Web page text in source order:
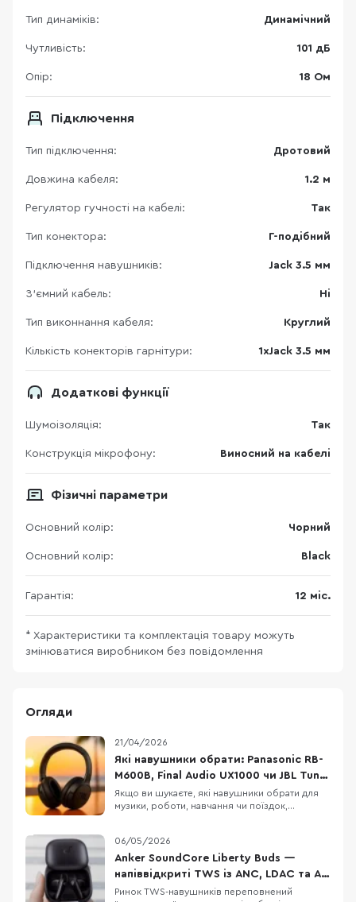
Тип динаміків: Динамічний
Чутливість: 101 дБ
Опір: 18 Ом
Підключення
Тип підключення: Дротовий
Довжина кабеля: 1.2 м
Регулятор гучності на кабелі: Так
Тип конектора: Г-подібний
Підключення навушників: Jack 3.5 мм
З'ємний кабель: Ні
Тип виконнання кабеля: Круглий
Кількість конекторів гарнітури: 1xJack 3.5 мм
Додаткові функції
Шумоізоляція: Так
Конструкція мікрофону: Виносний на кабелі
Фізичні параметри
Основний колір: Чорний
Основний колір: Black
Гарантія: 12 міс.
* Характеристики та комплектація товару можуть
змінюватися виробником без повідомлення
Огляди
21/04/2026
Які навушники обрати: Panasonic RB-
M600B, Final Audio UX1000 чи JBL Tune
770NC
Якщо ви шукаєте, які навушники обрати для
музики, роботи, навчання чи поїздок,
списку порівняння. Це бездротові навушники
з наголів’ям, орієнтовані на щоденне
використання, музику, дзвінки, транспорт і
роботу в шумному
06/05/2026
Anker SoundCore Liberty Buds —
напіввідкриті TWS із ANC, LDAC та AI-
перекладом
Ринок TWS-навушників переповнений